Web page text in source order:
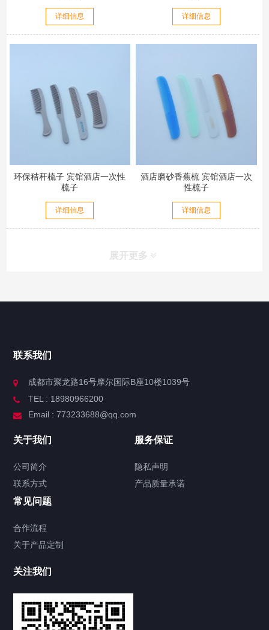
详细信息 详细信息
环保秸秆梳子 宾馆酒店一次性
梳子
详细信息
酒店磨砂香蕉梳 宾馆酒店一次
性梳子
详细信息
展开更多
联系我们
成都市聚龙路16号摩尔国际B座10楼1039号
TEL : 18980966200
Email : 773233688@qq.com
关于我们
公司简介
联系方式
服务保证
隐私声明
产品质量承诺
常见问题
合作流程
关于产品定制
关注我们